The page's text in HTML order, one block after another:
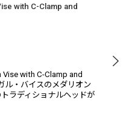
with C-Clamp and
Vise with C-Clamp and
ル・バイスのメダリオン
ラディショナルヘッドが